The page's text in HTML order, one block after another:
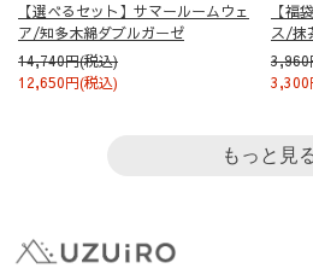
【選べるセット】サマールームウェ
ア/知多木綿ダブルガーゼ
14,740円(税込)
12,650円(税込)
【福
ス/抹
3,960
3,300
もっと見